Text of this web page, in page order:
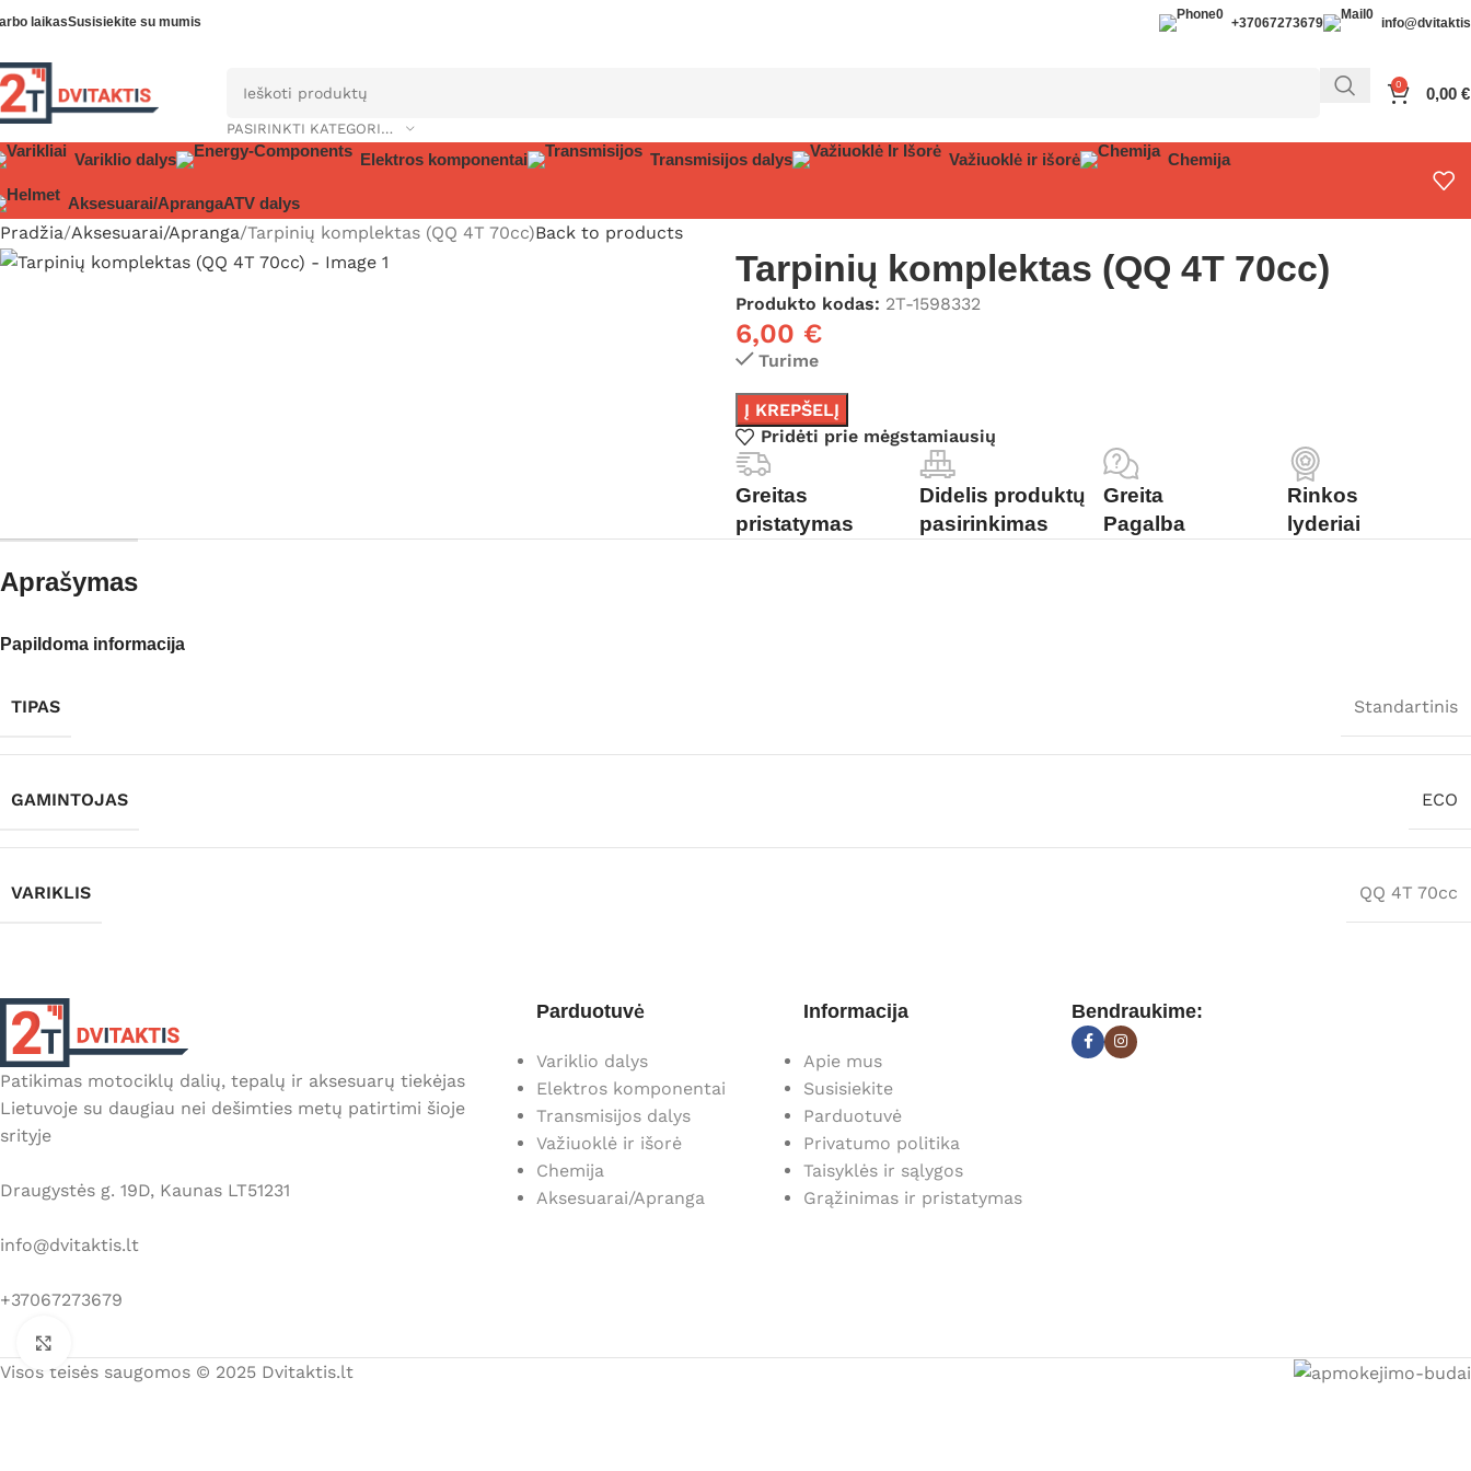
laikasSusisiekite su mumis +37067273679
PASIRINKTI KATEGORIJĄ
0 0,00 €
Variklio dalys Elektros komponentai Transmisijos dalys Važiuoklė ir išorė Chemija
Aksesuarai/AprangaATV dalys
Pradžia Aksesuarai/Apranga Tarpinių komplektas (QQ 4T 70cc)Back to products
Tarpinių komplektas (QQ 4T 70cc)
Produkto kodas: 2T-1598332
6,00 €
Turime
Į KREPŠELĮ
Pridėti prie mėgstamiausių
Greitas
pristatymas
Didelis produktų
pasirinkimas
Greita
Pagalba
Rinkos
lyderiai
Aprašymas
Papildoma informacija
TIPAS Standartinis
GAMINTOJAS ECO
VARIKLIS QQ 4T 70cc
Patikimas motociklų dalių, tepalų ir aksesuarų tiekėjas
Lietuvoje su daugiau nei dešimties metų patirtimi šioje
srityje
Draugystės g. 19D, Kaunas LT51231
info@dvitaktis.lt
+37067273679
Parduotuvė
Variklio dalys
Elektros komponentai
Transmisijos dalys
Važiuoklė ir išorė
Chemija
Aksesuarai/Apranga
Informacija
Apie mus
Susisiekite
Parduotuvė
Privatumo politika
Taisyklės ir sąlygos
Grąžinimas ir pristatymas
Bendraukime:
Visos teisės saugomos © 2025 Dvitaktis.lt